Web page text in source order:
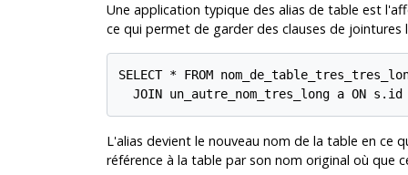
Une application typique des alias de table est
ce qui permet de garder des clauses de jointures
SELECT * FROM
JOIN un_autre_nom_tres_long a ON s.id
L'alias devient le nouveau nom de la table en ce
référence à la table par son nom original où que